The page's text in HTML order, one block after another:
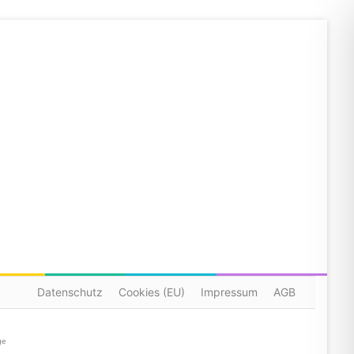
Datenschutz Cookies (EU) Impressum AGB